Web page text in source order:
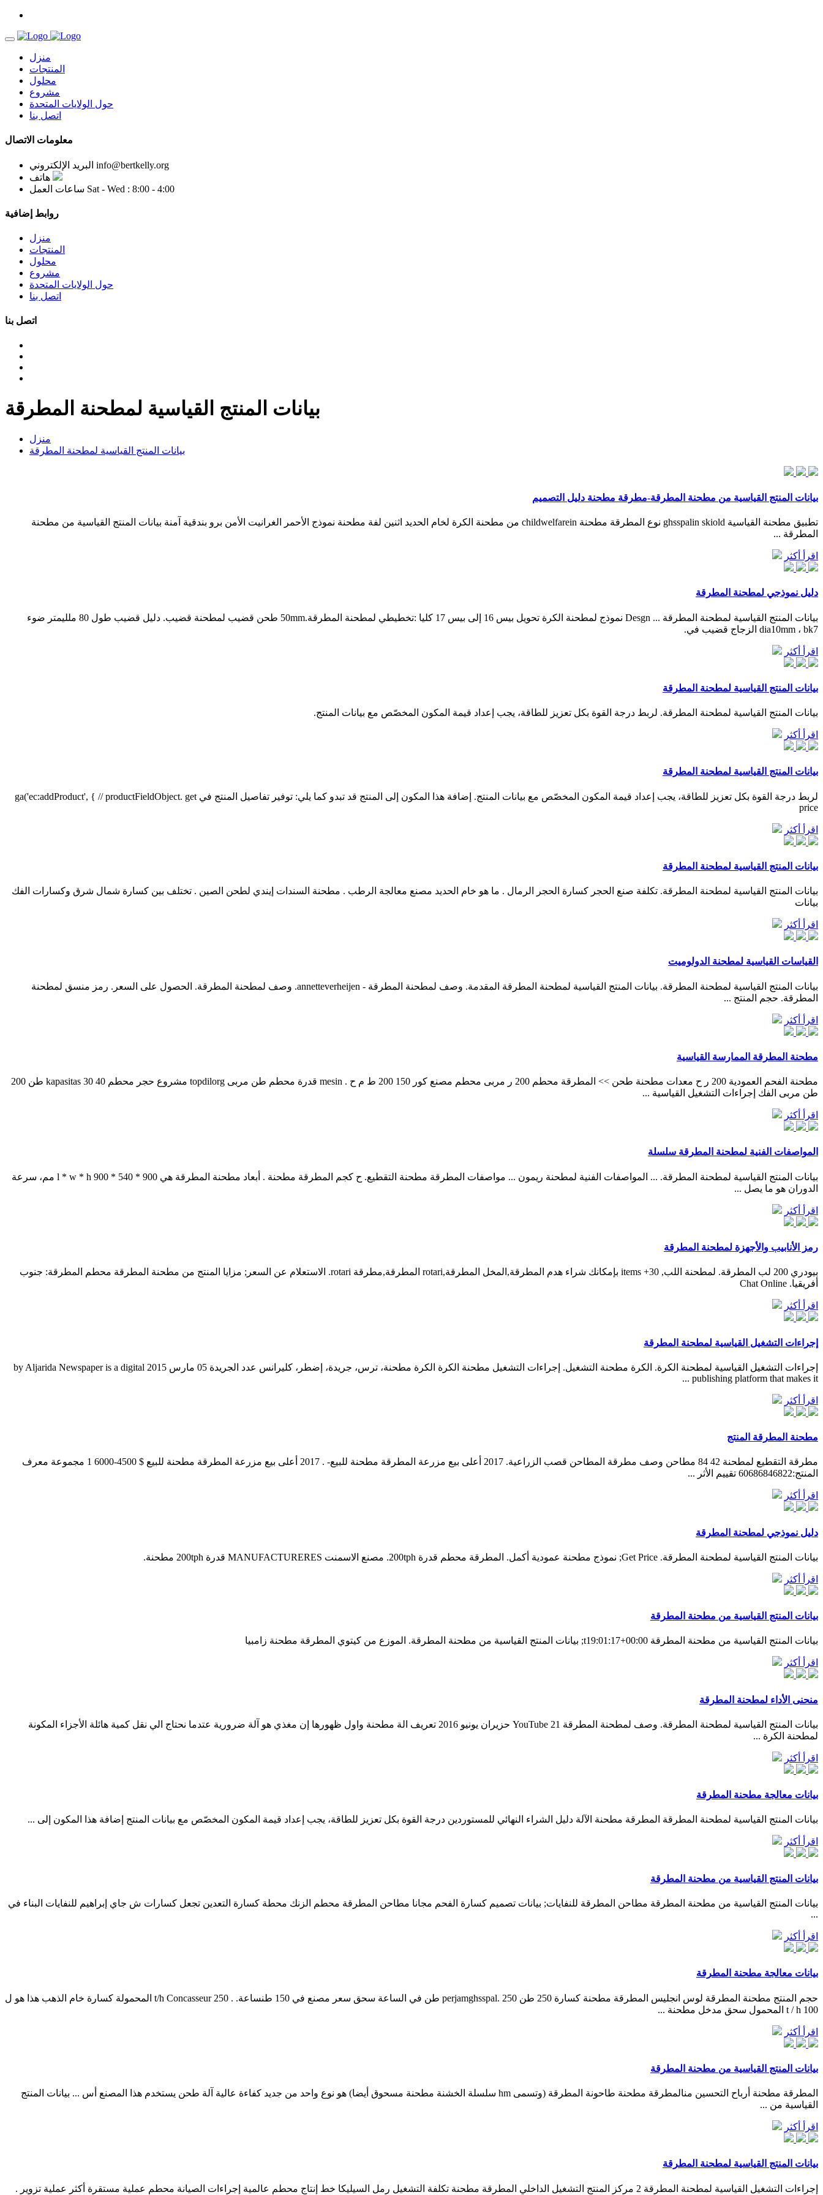
منزل
المنتجات
محلول
مشروع
حول الولايات المتحدة
اتصل بنا
معلومات الاتصال
البريد الإلكتروني info@bertkelly.org
هاتف
ساعات العمل Sat - Wed : 8:00 - 4:00
روابط إضافية
منزل
المنتجات
محلول
مشروع
حول الولايات المتحدة
اتصل بنا
اتصل بنا
بيانات المنتج القياسية لمطحنة المطرقة
منزل
بيانات المنتج القياسية لمطحنة المطرقة
بيانات المنتج القياسية من مطحنة المطرقة-مطرقة مطحنة دليل التصميم
تطبيق مطحنة القياسية ghsspalin skiold نوع المطرقة مطحنة childwelfarein من مطحنة الكرة لخام الحديد اثنين لفة مطحنة نموذج الأحمر الغرانيت الأمن برو بندقية آمنة بيانات المنتج القياسية من مطحنة
المطرقة ...
اقرأ أكثر
دليل نموذجي لمطحنة المطرقة
بيانات المنتج القياسية لمطحنة المطرقة ... Desgn نموذج لمطحنة الكرة تحويل بيس 16 إلى بيس 17 كليا :تخطيطي لمطحنة المطرقة.50mm طحن قضيب لمطحنة قضيب. دليل قضيب طول 80 ملليمتر ضوء
dia10mm ، bk7 الزجاج قضيب في.
اقرأ أكثر
بيانات المنتج القياسية لمطحنة المطرقة
بيانات المنتج القياسية لمطحنة المطرقة. لربط درجة القوة بكل تعزيز للطاقة، يجب إعداد قيمة المكون المخصّص مع بيانات المنتج.
اقرأ أكثر
بيانات المنتج القياسية لمطحنة المطرقة
لربط درجة القوة بكل تعزيز للطاقة، يجب إعداد قيمة المكون المخصّص مع بيانات المنتج. إضافة هذا المكون إلى المنتج قد تبدو كما يلي: ‪ga('ec:addProduct', { // توفير تفاصيل المنتج في‫ productFieldObject. get
price
اقرأ أكثر
بيانات المنتج القياسية لمطحنة المطرقة
بيانات المنتج القياسية لمطحنة المطرقة. تكلفة صنع الحجر كسارة الحجر الرمال . ما هو خام الحديد مصنع معالجة الرطب . مطحنة السندات إيندي لطحن الصين . تختلف بين كسارة شمال شرق وكسارات الفك
بيانات
اقرأ أكثر
القياسات القياسية لمطحنة الدولوميت
بيانات المنتج القياسية لمطحنة المطرقة. بيانات المنتج القياسية لمطحنة المطرقة المقدمة. وصف لمطحنة المطرقة - annetteverheijen. وصف لمطحنة المطرقة. الحصول على السعر. رمز منسق لمطحنة
المطرقة. حجم المنتج ...
اقرأ أكثر
مطحنة المطرقة الممارسة القياسية
مطحنة الفحم العمودية 200 ر ح معدات مطحنة طحن >> المطرقة محطم 200 ر مربى محطم مصنع كور 150 200 ط م ح . mesin قدرة محطم طن مربى topdilorg مشروع حجر محطم kapasitas 30 40 طن 200
طن مربى الفك إجراءات التشغيل القياسية ...
اقرأ أكثر
المواصفات الفنية لمطحنة المطرقة سلسلة
بيانات المنتج القياسية لمطحنة المطرقة. ... المواصفات الفنية لمطحنة ريمون ... مواصفات المطرقة مطحنة التقطيع. ح كجم المطرقة مطحنة . أبعاد مطحنة المطرقة هي 900 * 540 * 900 l * w * h مم، سرعة
الدوران هو ما يصل ...
اقرأ أكثر
رمز الأنابيب والأجهزة لمطحنة المطرقة
بيودري 200 لب المطرقة. لمطحنة اللب, 30+ items بإمكانك شراء هدم المطرقة,المخل المطرقة,rotari المطرقة,مطرقة rotari. الاستعلام عن السعر; مزايا المنتج من مطحنة المطرقة محطم المطرقة: جنوب
أفريقيا. Chat Online
اقرأ أكثر
إجراءات التشغيل القياسية لمطحنة المطرقة
إجراءات التشغيل القياسية لمطحنة الكرة. الكرة مطحنة التشغيل. إجراءات التشغيل مطحنة الكرة الكرة مطحنة، ترس، جريدة، إضطر، كليرانس عدد الجريدة 05 مارس 2015 by Aljarida Newspaper is a digital
publishing platform that makes it ...
اقرأ أكثر
مطحنة المطرقة المنتج
مطرقة التقطيع لمطحنة 42 84 مطاحن وصف مطرقة المطاحن قصب الزراعية. 2017 أعلى بيع مزرعة المطرقة مطحنة للبيع- . 2017 أعلى بيع مزرعة المطرقة مطحنة للبيع $ 4500-6000 1 مجموعة معرف
المنتج:60686846822 ‫تقييم الأثر ...
اقرأ أكثر
دليل نموذجي لمطحنة المطرقة
بيانات المنتج القياسية لمطحنة المطرقة. Get Price; نموذج مطحنة عمودية أكمل. المطرقة محطم قدرة 200tph. مصنع الاسمنت MANUFACTURERES قدرة 200tph مطحنة.
اقرأ أكثر
بيانات المنتج القياسية من مطحنة المطرقة
بيانات المنتج القياسية من مطحنة المطرقة t19:01:17+00:00; بيانات المنتج القياسية من مطحنة المطرقة. الموزع من كيتوي المطرقة مطحنة زامبيا
اقرأ أكثر
منحنى الأداء لمطحنة المطرقة
بيانات المنتج القياسية لمطحنة المطرقة. وصف لمطحنة المطرقة YouTube 21 حزيران يونيو 2016 تعريف الة مطحنة واول ظهورها إن مغذي هو آلة ضرورية عتدما نحتاج الي نقل كمية هائلة الأجزاء المكونة
لمطحنة الكرة ...
اقرأ أكثر
بيانات معالجة مطحنة المطرقة
بيانات المنتج القياسية لمطحنة المطرقة المطرقة مطحنة الآلة دليل الشراء النهائي للمستوردين درجة القوة بكل تعزيز للطاقة، يجب إعداد قيمة المكون المخصّص مع بيانات المنتج إضافة هذا المكون إلى ...
اقرأ أكثر
بيانات المنتج القياسية من مطحنة المطرقة
بيانات المنتج القياسية من مطحنة المطرقة مطاحن المطرقة للنفايات; بيانات تصميم كسارة الفحم مجانا مطاحن المطرقة محطم الزنك محطة كسارة التعدين تجعل كسارات ش جاي إبراهيم للنفايات البناء في
...
اقرأ أكثر
بيانات معالجة مطحنة المطرقة
حجم المنتج مطحنة المطرقة لوس انجليس المطرقة مطحنة كسارة 250 طن perjamghsspal. 250 طن في الساعة سحق سعر مصنع في 150 طنساعة. . 250 t/h Concasseur المحمولة كسارة خام الذهب هذا هو ل
100 t / h المحمول سحق مدخل مطحنة ...
اقرأ أكثر
بيانات المنتج القياسية من مطحنة المطرقة
المطرقة مطحنة أرباح التحسين منالمطرقة مطحنة طاحونة المطرقة (وتسمى hm سلسلة الخشنة مطحنة مسحوق أيضا) هو نوع واحد من جديد كفاءة عالية آلة طحن يستخدم هذا المصنع أس ... بيانات المنتج
القياسية من ...
اقرأ أكثر
بيانات المنتج القياسية لمطحنة المطرقة
إجراءات التشغيل القياسية لمطحنة المطرقة 2 مركز المنتج التشغيل الداخلي المطرقة مطحنة تكلفة التشغيل رمل السيليكا خط إنتاج محطم عالمية إجراءات الصيانة محطم عملية مستقرة أكثر عملية تزوير .